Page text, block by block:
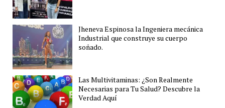
Jheneva Espinosa la Ingeniera mecánica
Industrial que construye su cuerpo
soñado.
Las Multivitaminas: ¿Son Realmente
Necesarias para Tu Salud? Descubre la
Verdad Aquí